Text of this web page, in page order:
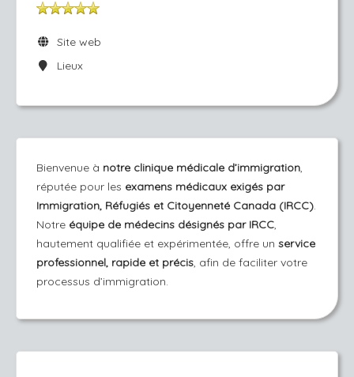
Site web
Lieux
Bienvenue à notre clinique médicale d’immigration,
réputée pour les examens médicaux exigés par
Immigration, Réfugiés et Citoyenneté Canada (IRCC).
Notre équipe de médecins désignés par IRCC,
hautement qualifiée et expérimentée, offre un service
professionnel, rapide et précis, afin de faciliter votre
processus d’immigration.